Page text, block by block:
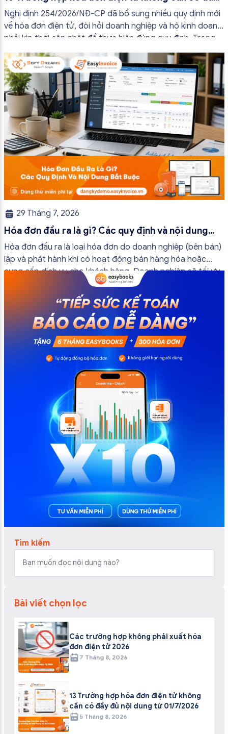
đủ nội dung từ 01/7/2026
Nghị định 254/2026/NĐ-CP đã bổ sung nhiều quy định mới
về hóa đơn điện tử, đòi hỏi doanh nghiệp và hộ kinh doanh
phải kịp thời cập nhật để thực hiện đúng quy định. Trong
bài viết này, hóa đơn điện tử EasyInvoice sẽ chia sẻ 13
trường hợp hóa đơn điện tử không cần […]
29 Tháng 7, 2026
Hóa đơn đầu ra là gì? Các quy định và nội dung
bắt buộc mới nhất
Hóa đơn đầu ra là loại hóa đơn do doanh nghiệp (bên bán)
lập và phát hành khi có hoạt động bán hàng hóa hoặc
cung cấp dịch vụ cho khách hàng. Doanh nghiệp sẽ tối ưu
quy trình vận hành và tránh được những án phạt hành
chính không đáng có nếu nắm rõ […]
Tìm kiếm
Bài viết chọn lọc
Các trường hợp không phải xuất hóa
đơn điện tử 2026
7 Tháng 8, 2026
13 Trường hợp hóa đơn điện tử không
cần có đầy đủ nội dung từ 01/7/2026
5 Tháng 8, 2026